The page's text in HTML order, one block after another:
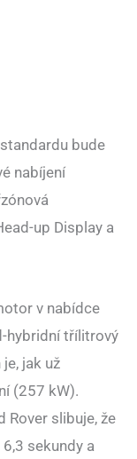
bude
nabíjení
up Display a
v nabídce
hybridní třílitrový
jak už
(257 kW).
Rover slibuje, že
sekundy a